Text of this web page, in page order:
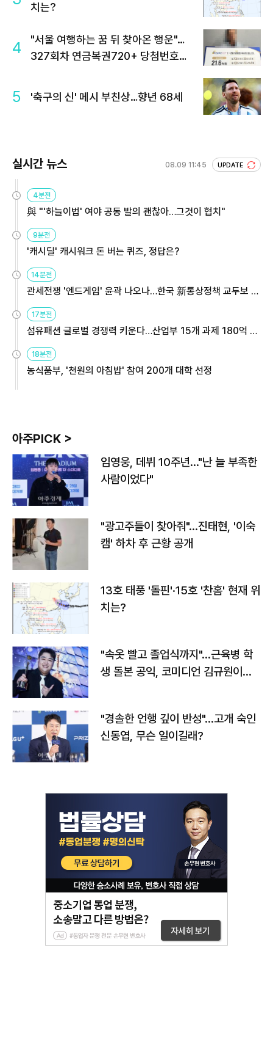
치는?
4
"서울 여행하는 꿈 뒤 찾아온 행운"…
327회차 연금복권720+ 당첨번호조
5 '축구의 신' 메시 부친상…향년 68세
실시간 뉴스 08.09 11:45 UPDATE
4분전
與 "'하늘이법' 여야 공동 발의 괜찮아…그것이 협치"
9분전
'캐시딜' 캐시워크 돈 버는 퀴즈, 정답은?
14분전
관세전쟁 '엔드게임' 윤곽 나오나…한국 新통상정책 교두보 활
용해야
17분전
섬유패션 글로벌 경쟁력 키운다…산업부 15개 과제 180억 지
원
18분전
농식품부, '천원의 아침밥' 참여 200개 대학 선정
아주PICK >
임영웅, 데뷔 10주년…"난 늘 부족한
사람이었다"
"광고주들이 찾아줘"…진태현, '이숙
캠' 하차 후 근황 공개
13호 태풍 '돌핀'·15호 '찬홈' 현재 위
치는?
"속옷 빨고 졸업식까지"…근육병 학
생 돌본 공익, 코미디언 김규원이었
"경솔한 언행 깊이 반성"…고개 숙인
신동엽, 무슨 일이길래?